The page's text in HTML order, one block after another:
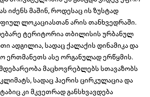
იძენს მაშინ, როდესაც ის ზუსტად
ლოკაციასთან არის თანხვედრაში.
ტერიტორია თბილისის ურბანულ
ადგილია, სადაც ქალაქის დინამიკა და
ერთმანეთს ასე ორგანულად ერწყმის.
მაცხოვრებლებს სთავაზობს
სადაც ჰაერის ცირკულაცია და
კი მკვეთრად განსხვავდება